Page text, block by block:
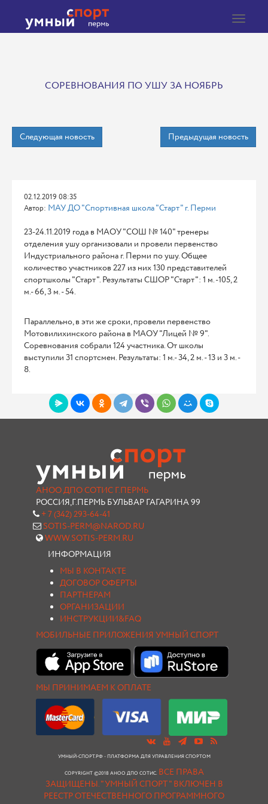
Toggle
СОРЕВНОВАНИЯ ПО УШУ ЗА НОЯБРЬ
Следующая новость Предыдущая новость
02.12.2019 08:35
Автор: МАУ ДО "Спортивная школа "Старт" г. Перми
23-24.11.2019 года в МАОУ "СОШ № 140" тренеры
отделения ушу организовали и провели первенство
Индустриального района г. Перми по ушу. Общее
количество участников 227 из них 130 представителей
спортшколы "Старт". Результаты СШОР "Старт": 1 м. -105, 2
м.- 66, 3 м. - 54.
Параллельно, в эти же сроки, провели первенство
Мотовилихинского района в МАОУ "Лицей № 9".
Соревнования собрали 124 участника. От школы
выступили 31 спортсмен. Результаты: 1 м.- 34, 2 м. - 13 и 3 м. -
8.
АНОО ДПО СОТИС Г.ПЕРМЬ
РОССИЯ,Г.ПЕРМЬ БУЛЬВАР ГАГАРИНА 99
+ 7 (342) 293-64-41
SOTIS-PERM@NAROD.RU
WWW.SOTIS-PERM.RU
ИНФОРМАЦИЯ
МЫ В КОНТАКТЕ
ДОГОВОР ОФЕРТЫ
ПАРТНЕРАМ
ОРГАНИЗАЦИИ
ИНСТРУКЦИИ&FAQ
МОБИЛЬНЫЕ ПРИЛОЖЕНИЯ УМНЫЙ СПОРТ
МЫ ПРИНИМАЕМ К ОПЛАТЕ
УМНЫЙ-СПОРТ.РФ - ПЛАТФОРМА ДЛЯ УПРАВЛЕНИЯ СПОРТОМ
COPYRIGHT ©2018 АНОО ДПО СОТИС. ВСЕ ПРАВА
ЗАЩИЩЕНЫ."УМНЫЙ СПОРТ " ВКЛЮЧЕН В
РЕЕСТР ОТЕЧЕСТВЕННОГО ПРОГРАММНОГО